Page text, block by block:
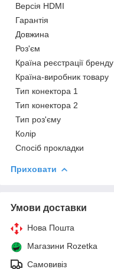
Версія HDMI
Гарантія
Довжина
Роз'єм
Країна реєстрації бренду
Країна-виробник товару
Тип конектора 1
Тип конектора 2
Тип роз'єму
Колір
Спосіб прокладки
Приховати
Умови доставки
Нова Пошта
Магазини Rozetka
Самовивіз